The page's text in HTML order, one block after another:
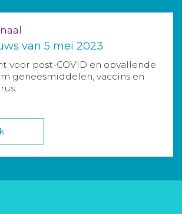
van 5 mei 2023
voor post-COVID en opvallende
geneesmiddelen, vaccins en